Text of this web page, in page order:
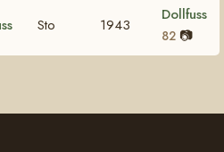
Sto 1943
Dollfuss
82 📷